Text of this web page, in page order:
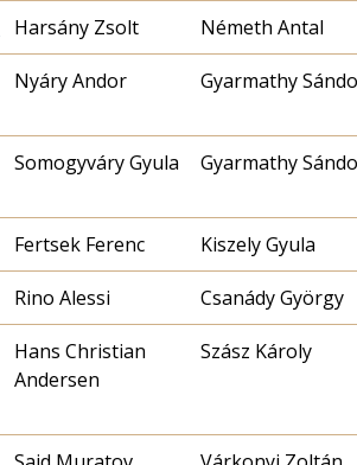
Harsány Zsolt Németh Antal
Nyáry Andor Gyarmathy
Somogyváry Gyula Gyarmathy
Fertsek Ferenc Kiszely Gyula
Rino Alessi Csanády György
Hans Christian
Andersen
Szász Károly